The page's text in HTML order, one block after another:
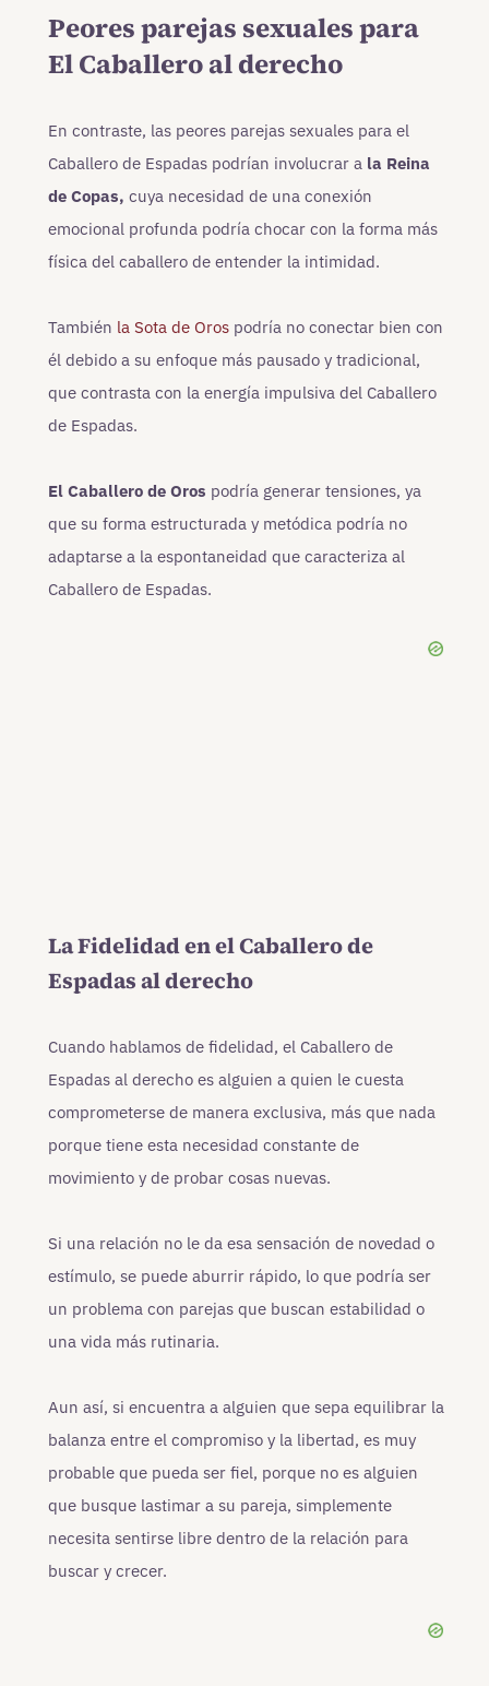
Peores parejas sexuales para
El Caballero al derecho
En contraste, las peores parejas sexuales para el
Caballero de Espadas podrían involucrar a la Reina
de Copas, cuya necesidad de una conexión
emocional profunda podría chocar con la forma más
física del caballero de entender la intimidad.
También la Sota de Oros podría no conectar bien con
él debido a su enfoque más pausado y tradicional,
que contrasta con la energía impulsiva del Caballero
de Espadas.
El Caballero de Oros podría generar tensiones, ya
que su forma estructurada y metódica podría no
adaptarse a la espontaneidad que caracteriza al
Caballero de Espadas.
La Fidelidad en el Caballero de
Espadas al derecho
Cuando hablamos de fidelidad, el Caballero de
Espadas al derecho es alguien a quien le cuesta
comprometerse de manera exclusiva, más que nada
porque tiene esta necesidad constante de
movimiento y de probar cosas nuevas.
Si una relación no le da esa sensación de novedad o
estímulo, se puede aburrir rápido, lo que podría ser
un problema con parejas que buscan estabilidad o
una vida más rutinaria.
Aun así, si encuentra a alguien que sepa equilibrar la
balanza entre el compromiso y la libertad, es muy
probable que pueda ser fiel, porque no es alguien
que busque lastimar a su pareja, simplemente
necesita sentirse libre dentro de la relación para
buscar y crecer.